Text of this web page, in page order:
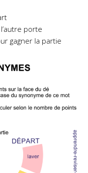
porte
gagner la partie